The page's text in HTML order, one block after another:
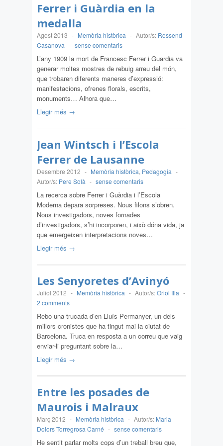
Ferrer i Guàrdia en la
medalla
Agost 2013 - Memòria històrica - Autor/s: Rossend
Casanova - sense comentaris
L’any 1909 la mort de Francesc Ferrer i Guardia va
generar moltes mostres de rebuig arreu del món,
que trobaren diferents maneres d’expressió:
manifestacions, ofrenes florals, escrits,
monuments… Alhora que…
Llegir més →
Jean Wintsch i l’Escola
Ferrer de Lausanne
Desembre 2012 - Memòria històrica, Pedagogia -
Autor/s: Pere Solà - sense comentaris
La recerca sobre Ferrer i Guàrdia i l’Escola
Moderna depara sorpreses. Nous filons s’obren.
Nous investigadors, noves fornades
d’investigadors, s’hi incorporen, i això dóna vida, ja
que emergeixen interpretacions noves…
Llegir més →
Les Senyoretes d’Avinyó
Juliol 2012 - Memòria històrica - Autor/s:Oriol Illa -
2 comments
Rebo una trucada d’en Lluís Permanyer, un dels
millors cronistes que ha tingut mai la ciutat de
Barcelona. Truca en resposta a un correu que vaig
enviar-li preguntant sobre la…
Llegir més →
Entre les posades de
Maurois i Malraux
Març 2012 - Memòria històrica - Autor/s: Maria
Dolors Torregrosa Carné - sense comentaris
He sentit parlar molts cops d’un treball breu que,